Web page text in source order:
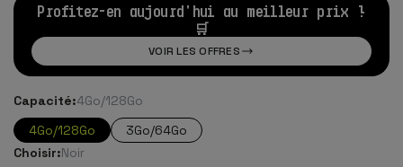
Profitez-en aujourd'hui au meilleur prix !
🛒
VOIR LES OFFRES
Capacité:4Go/128Go
4Go/128Go
3Go/64Go
Choisir:Noir